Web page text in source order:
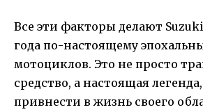
Все эти факторы делают Suzuki
года по-настоящему
мотоциклов. Это не просто
средство, а настоящая
привнести в жизнь своего